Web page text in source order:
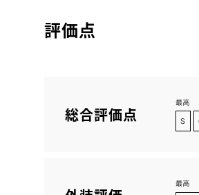
評価点
総合評価点